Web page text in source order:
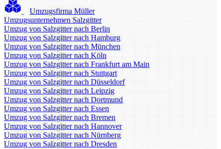
Umzugsfirma Müller
Umzugsunternehmen Salzgitter
Umzug von Salzgitter nach Berlin
Umzug von Salzgitter nach Hamburg
Umzug von Salzgitter nach München
Umzug von Salzgitter nach Köln
Umzug von Salzgitter nach Frankfurt am Main
Umzug von Salzgitter nach Stuttgart
Umzug von Salzgitter nach Düsseldorf
Umzug von Salzgitter nach Leipzig
Umzug von Salzgitter nach Dortmund
Umzug von Salzgitter nach Essen
Umzug von Salzgitter nach Bremen
Umzug von Salzgitter nach Hannover
Umzug von Salzgitter nach Nürnberg
Umzug von Salzgitter nach Dresden